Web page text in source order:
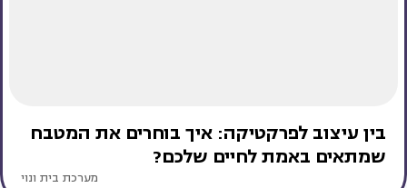
בין עיצוב לפרקטיקה: איך בוחרים את המטבח
שמתאים באמת לחיים שלכם?
מערכת בית ונוי